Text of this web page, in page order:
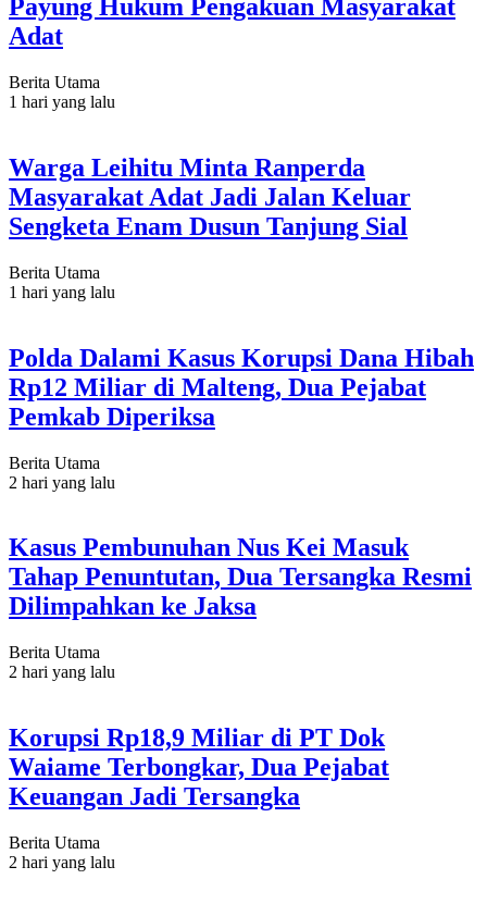
Payung Hukum Pengakuan Masyarakat
Adat
Berita Utama
1 hari yang lalu
Warga Leihitu Minta Ranperda
Masyarakat Adat Jadi Jalan Keluar
Sengketa Enam Dusun Tanjung Sial
Berita Utama
1 hari yang lalu
Polda Dalami Kasus Korupsi Dana Hibah
Rp12 Miliar di Malteng, Dua Pejabat
Pemkab Diperiksa
Berita Utama
2 hari yang lalu
Kasus Pembunuhan Nus Kei Masuk
Tahap Penuntutan, Dua Tersangka Resmi
Dilimpahkan ke Jaksa
Berita Utama
2 hari yang lalu
Korupsi Rp18,9 Miliar di PT Dok
Waiame Terbongkar, Dua Pejabat
Keuangan Jadi Tersangka
Berita Utama
2 hari yang lalu